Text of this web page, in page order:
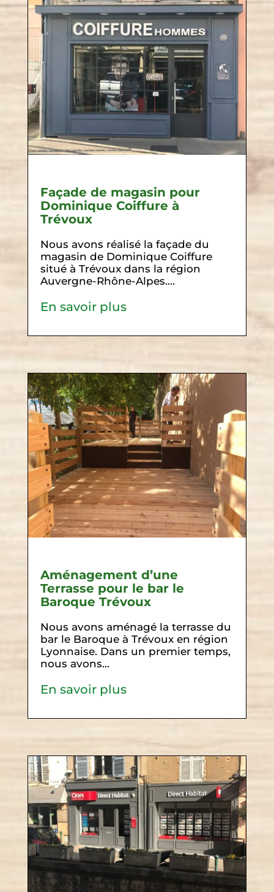
Façade de magasin pour
Dominique Coiffure à
Trévoux
Nous avons réalisé la façade du
magasin de Dominique Coiffure
situé à Trévoux dans la région
Auvergne-Rhône-Alpes....
En savoir plus
Aménagement d’une
Terrasse pour le bar le
Baroque Trévoux
Nous avons aménagé la terrasse du
bar le Baroque à Trévoux en région
Lyonnaise. Dans un premier temps,
nous avons...
En savoir plus